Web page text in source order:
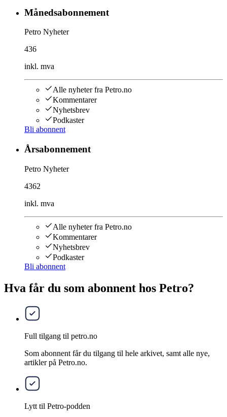
Månedsabonnement
Petro Nyheter
436
inkl. mva
Alle nyheter fra Petro.no
Kommentarer
Nyhetsbrev
Podkaster
Bli abonnent
Årsabonnement
Petro Nyheter
4362
inkl. mva
Alle nyheter fra Petro.no
Kommentarer
Nyhetsbrev
Podkaster
Bli abonnent
Hva får du som abonnent hos Petro?
Full tilgang til petro.no
Som abonnent får du tilgang til hele arkivet, samt alle nye,
artikler på Petro.no.
Lytt til Petro-podden